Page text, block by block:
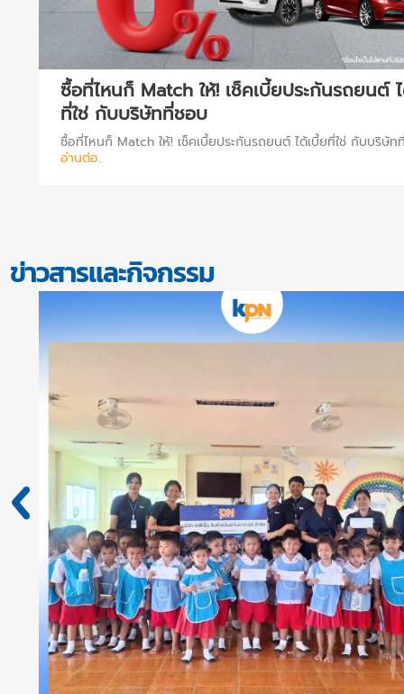
ซื้อที่ไหนก็ Match ให้! เช็คเบี้ยประกันรถยนต์
ที่ใช่ กับบริษัทที่ชอบ
ซื้อที่ไหนก็ Match ให้! เช็คเบี้ยประกันรถยนต์ ได้เบี้ยที่ใช่ กับบริษัท
อ่านต่อ..
ข่าวสารและกิจกรรม